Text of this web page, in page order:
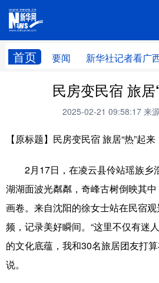
首页 要闻 新华社记者看广
网站地图
新华社记者 专
图片新闻 壮美广西
新华网导航
学习进行时 高层
国际 财经
民房变民宿 旅
2025-02-21 09:58:17 来
【原标题】民房变民宿 旅居“热”起来
2月17日，在凌云县伶站瑶族乡
湖湖面波光粼粼，奇峰古树倒映其
画卷。来自沈阳的徐女士站在民宿
频，记录美好瞬间。“这里不仅有迷
的文化底蕴，我和30名旅居团友打
说。